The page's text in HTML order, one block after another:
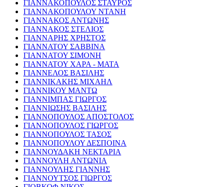
ΓΙΑΝΝΑΚΟΠΟΥΛΟΣ ΣΤΑΥΡΟΣ
ΓΙΑΝΝΑΚΟΠΟΥΛΟΥ ΝΤΑΝΗ
ΓΙΑΝΝΑΚΟΣ ΑΝΤΩΝΗΣ
ΓΙΑΝΝΑΚΟΣ ΣΤΕΛΙΟΣ
ΓΙΑΝΝΑΡΗΣ ΧΡΗΣΤΟΣ
ΓΙΑΝΝΑΤΟΥ ΣΑΒΒΙΝΑ
ΓΙΑΝΝΑΤΟΥ ΣΙΜΟΝΗ
ΓΙΑΝΝΑΤΟΥ ΧΑΡΑ - ΜΑΤΑ
ΓΙΑΝΝΕΛΟΣ ΒΑΣΙΛΗΣ
ΓΙΑΝΝΙΚΑΚΗΣ ΜΙΧΑΗΛ
ΓΙΑΝΝΙΚΟΥ ΜΑΝΤΩ
ΓΙΑΝΝΙΜΠΑΣ ΓΙΩΡΓΟΣ
ΓΙΑΝΝΙΩΣΗΣ ΒΑΣΙΛΗΣ
ΓΙΑΝΝΟΠΟΥΛΟΣ ΑΠΟΣΤΟΛΟΣ
ΓΙΑΝΝΟΠΟΥΛΟΣ ΓΙΩΡΓΟΣ
ΓΙΑΝΝΟΠΟΥΛΟΣ ΤΑΣΟΣ
ΓΙΑΝΝΟΠΟΥΛΟΥ ΔΕΣΠΟΙΝΑ
ΓΙΑΝΝΟΥΔΑΚΗ ΝΕΚΤΑΡΙΑ
ΓΙΑΝΝΟΥΛΗ ΑΝΤΩΝΙΑ
ΓΙΑΝΝΟΥΛΗΣ ΓΙΑΝΝΗΣ
ΓΙΑΝΝΟΥΤΣΟΣ ΓΙΩΡΓΟΣ